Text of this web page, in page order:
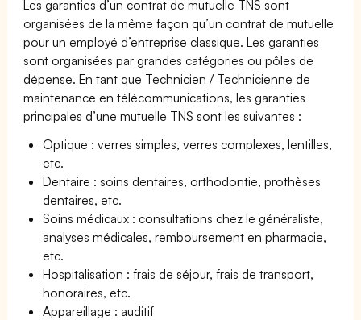
Les garanties d’un contrat de mutuelle TNS sont
organisées de la même façon qu’un contrat de mutuelle
pour un employé d’entreprise classique. Les garanties
sont organisées par grandes catégories ou pôles de
dépense. En tant que Technicien / Technicienne de
maintenance en télécommunications, les garanties
principales d’une mutuelle TNS sont les suivantes :
Optique : verres simples, verres complexes, lentilles,
etc.
Dentaire : soins dentaires, orthodontie, prothèses
dentaires, etc.
Soins médicaux : consultations chez le généraliste,
analyses médicales, remboursement en pharmacie,
etc.
Hospitalisation : frais de séjour, frais de transport,
honoraires, etc.
Appareillage : auditif